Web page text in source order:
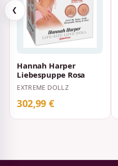
❮
Hannah Harper
Liebespuppe Rosa
EXTREME DOLLZ
302,99 €